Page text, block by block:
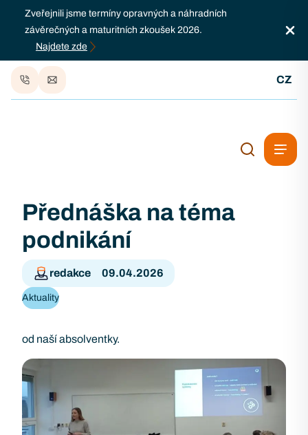
Zveřejnili jsme termíny opravných a náhradních
závěrečných a maturitních zkoušek 2026.
Najdete zde
CZ
Přednáška na téma
podnikání
redakce 09.04.2026
Aktuality
od naší absolventky.